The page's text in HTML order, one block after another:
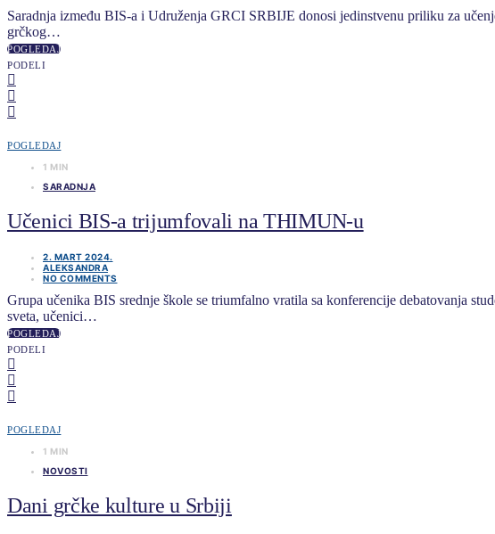
Saradnja između BIS-a i Udruženja GRCI SRBIJE donosi jedinstvenu priliku za
grčkog…
POGLEDAJ
PODELI
POGLEDAJ
1 MIN
SARADNJA
Učenici BIS-a trijumfovali na THIMUN-u
2. MART 2024.
ALEKSANDRA
NO COMMENTS
Grupa učenika BIS srednje škole se triumfalno vratila sa konferencije debatovanja
sveta, učenici…
POGLEDAJ
PODELI
POGLEDAJ
1 MIN
NOVOSTI
Dani grčke kulture u Srbiji